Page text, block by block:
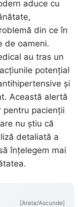
aduce cu
din ce în
de oameni.
au tras un
potențial
și
Această alertă
pentru pacienții
nu știu că
detaliată a
înțelegem mai
[Arata/Ascunde]